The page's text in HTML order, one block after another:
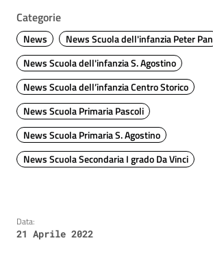
Categorie
News
News Scuola dell'infanzia Peter Pan
News Scuola dell'infanzia S. Agostino
News Scuola dell’infanzia Centro Storico
News Scuola Primaria Pascoli
News Scuola Primaria S. Agostino
News Scuola Secondaria I grado Da Vinci
Data:
21 Aprile 2022